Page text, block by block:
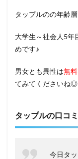
タップルのの年齢
大学生～社会人5年
めです♪
男女とも異性は無料
てみてくださいね◎
タップルの口コ
今日タ